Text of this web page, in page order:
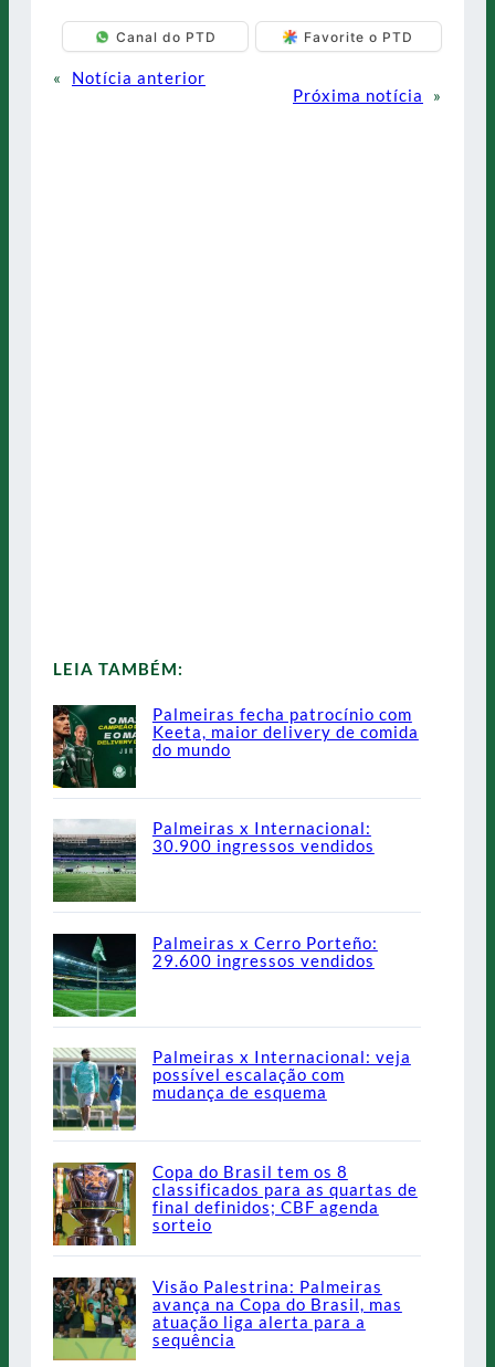
Canal do PTD Favorite o PTD
«
Notícia anterior
Próxima notícia
»
LEIA TAMBÉM:
Palmeiras fecha patrocínio com
Keeta, maior delivery de comida
do mundo
Palmeiras x Internacional:
30.900 ingressos vendidos
Palmeiras x Cerro Porteño:
29.600 ingressos vendidos
Palmeiras x Internacional: veja
possível escalação com
mudança de esquema
Copa do Brasil tem os 8
classificados para as quartas de
final definidos; CBF agenda
sorteio
Visão Palestrina: Palmeiras
avança na Copa do Brasil, mas
atuação liga alerta para a
sequência